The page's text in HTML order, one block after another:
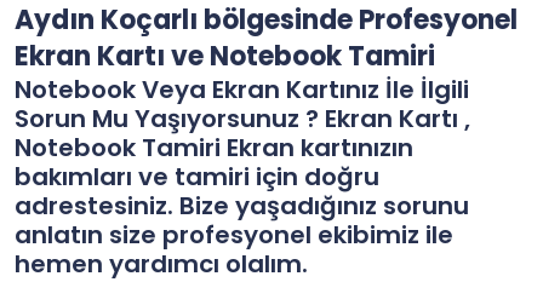
Aydın Koçarlı bölgesinde Profesyonel
Ekran Kartı ve Notebook Tamiri
Notebook Veya Ekran Kartınız İle İlgili
Sorun Mu Yaşıyorsunuz ? Ekran Kartı ,
Notebook Tamiri Ekran kartınızın
bakımları ve tamiri için doğru
adrestesiniz. Bize yaşadığınız sorunu
anlatın size profesyonel ekibimiz ile
hemen yardımcı olalım.